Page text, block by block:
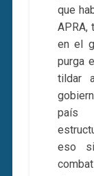
que
APRA,
en el
purga
tildar
país
eso